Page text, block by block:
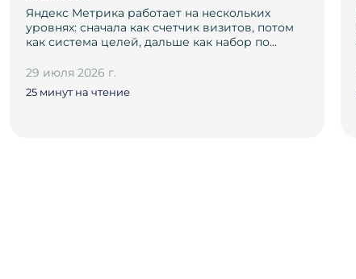
Яндекс Метрика работает на нескольких
уровнях: сначала как счетчик визитов, потом
как система целей, дальше как набор по…
29 июля 2026 г.
25 минут на чтение